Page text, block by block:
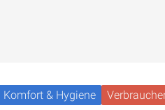
Komfort & Hygiene